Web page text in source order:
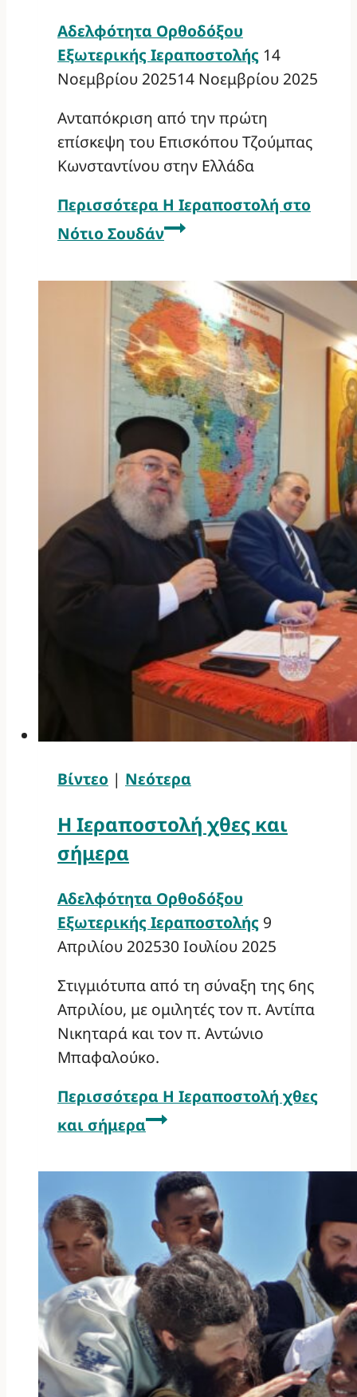
Αδελφότητα Ορθοδόξου
Εξωτερικής Ιεραποστολής 14
Νοεμβρίου 202514 Νοεμβρίου 2025
Ανταπόκριση από την πρώτη
επίσκεψη του Επισκόπου Τζούμπας
Κωνσταντίνου στην Ελλάδα
Περισσότερα Η Ιεραποστολή στο
Νότιο Σουδάν
Βίντεο | Νεότερα
Η Ιεραποστολή χθες και
σήμερα
Αδελφότητα Ορθοδόξου
Εξωτερικής Ιεραποστολής 9
Απριλίου 202530 Ιουλίου 2025
Στιγμιότυπα από τη σύναξη της 6ης
Απριλίου, με ομιλητές τον π. Αντίπα
Νικηταρά και τον π. Αντώνιο
Μπαφαλούκο.
Περισσότερα Η Ιεραποστολή χθες
και σήμερα